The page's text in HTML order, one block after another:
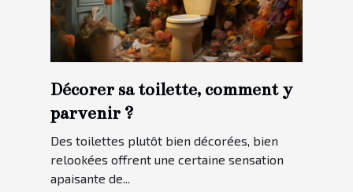
Décorer sa toilette, comment y
parvenir ?
Des toilettes plutôt bien décorées, bien
relookées offrent une certaine sensation
apaisante de...